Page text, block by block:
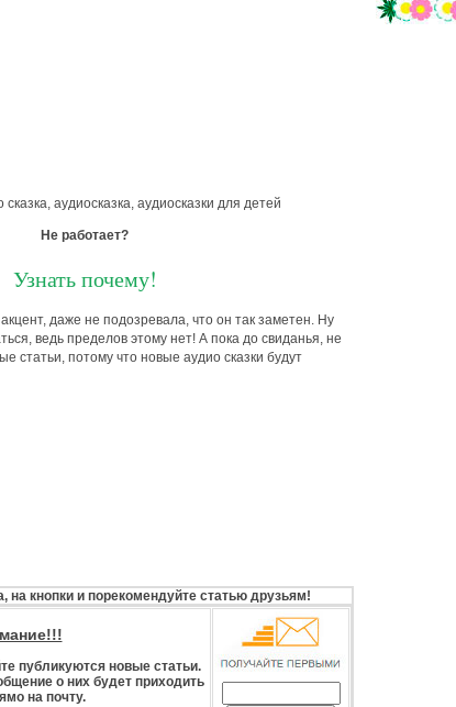
аудиосказка, аудиосказки для детей
Не работает?
Узнать почему!
даже не подозревала, что он так заметен. Ну
ведь пределов этому нет! А пока до свиданья, не
статьи, потому что новые аудио сказки будут
на кнопки и порекомендуйте статью друзьям!
публикуются новые статьи.
о них будет приходить
на почту.